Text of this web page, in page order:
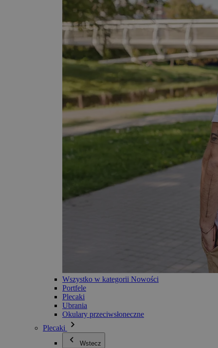
Wszystko w kategorii Nowości
Portfele
Plecaki
Ubrania
Okulary przeciwsłoneczne
Plecaki
Wstecz